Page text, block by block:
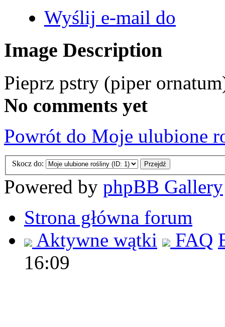
Wyślij e-mail do
Image Description
Pieprz pstry (piper
No comments yet
Powrót do Moje ulubione
Skocz do:
Powered by phpBB Gallery
Strona główna forum
Aktywne wątki
FAQ
16:09